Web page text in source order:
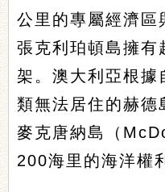
公里的專屬經濟區
張克利珀頓島擁有
架。澳大利亞根據
類無法居住的赫
麥克唐納島（
200海里的海洋權